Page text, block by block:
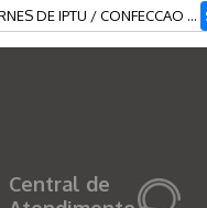
DE IPTU / CONFECCAO ...
Central de